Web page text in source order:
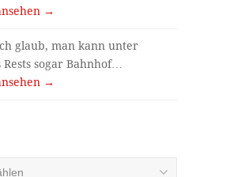
→
glaub, man kann unter
sogar Bahnhof…
→